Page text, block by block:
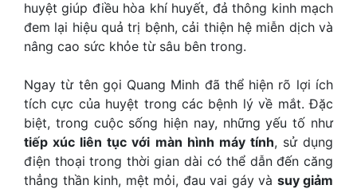
huyệt giúp điều hòa khí huyết, đả thông kinh mạch
đem lại hiệu quả trị bệnh, cải thiện hệ miễn dịch và
nâng cao sức khỏe từ sâu bên trong.
Ngay từ tên gọi Quang Minh đã thể hiện rõ lợi ích
tích cực của huyệt trong các bệnh lý về mắt. Đặc
biệt, trong cuộc sống hiện nay, những yếu tố như
tiếp xúc liên tục với màn hình máy tính, sử dụng
điện thoại trong thời gian dài có thể dẫn đến căng
thẳng thần kinh, mệt mỏi, đau vai gáy và suy giảm